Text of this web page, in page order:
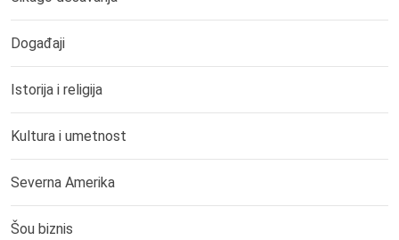
Događaji
Istorija i religija
Kultura i umetnost
Severna Amerika
Šou biznis